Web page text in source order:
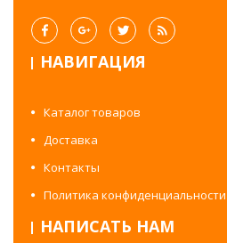
НАВИГАЦИЯ
Каталог товаров
Доставка
Контакты
Политика конфиденциальности
НАПИСАТЬ НАМ